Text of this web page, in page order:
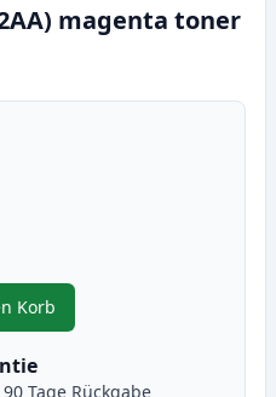
magenta toner
anzupassen
Korb
, Canon 718 (2660B002AA)
Tage Rückgabe